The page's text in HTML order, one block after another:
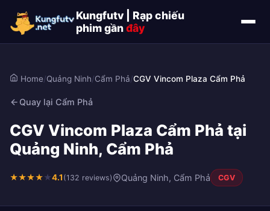
Kungfutv | Rạp chiếu
phim gầnđây
Home/Quảng Ninh/Cẩm Phả/CGV Vincom Plaza Cẩm Phả
Quay lại Cẩm Phả
CGV Vincom Plaza Cẩm Phả tại
Quảng Ninh, Cẩm Phả
★★★★★4.1 (132 reviews) Quảng Ninh, Cẩm Phả CGV